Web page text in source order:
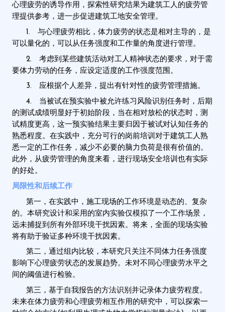
心理疲劳的诱导作用，探索性研究结果为建筑工人的疲劳管
理提供参考，进一步促进建筑工地安全管理。
1. 与心理疲劳相比，体力疲劳的状态是相对主导的，是
可以量化的，可以从任务强度和工作量的角度进行管理。
2. 考虑到某些建筑活动对工人精神状态的要求，对于需
要体力劳动的任务，应设定适度的工作强度范围。
3. 应根据个人差异，提出有针对性的疲劳管理措施。
4. 当被试在预实验中被允许练习风险识别任务时，后期
的测试成绩明显好于初始阶段，当在相对放松的状态时，测
试精度更高，这一预实验结果主要归因于被试对认知任务的
熟悉程度。在实践中，充分可行的岗前培训对于建筑工人熟
悉一定的工作任务，减少不必要的脑力负荷是很有价值的。
此外，从疲劳管理的角度来看，进行现场安全培训也有实际
的好处。
局限性和后续工作
第一，在实践中，施工现场的工作环境是动态的、复杂
的。本研究设计和采用的室内实验仅模拟了一个工作场景，
远未捕捉到所有外部环境干扰因素。将来，全面的现场实验
将有助于验证多种环境干扰因素。
第二，通过组内比较，本研究只关注不同体力任务强度
影响下心理疲劳状态的发展趋势。未对不同心理疲劳水平之
间的阈值进行检验。
第三，基于自我报告的方法识别并记录体力疲劳程度。
未来在体力疲劳和心理疲劳相互作用的研究中，可以探索一